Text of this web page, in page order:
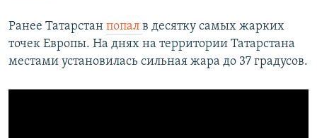
Ранее Татарстан попал в десятку самых жарких
точек Европы. На днях на территории Татарстана
местами установилась сильная жара до 37 градусов.